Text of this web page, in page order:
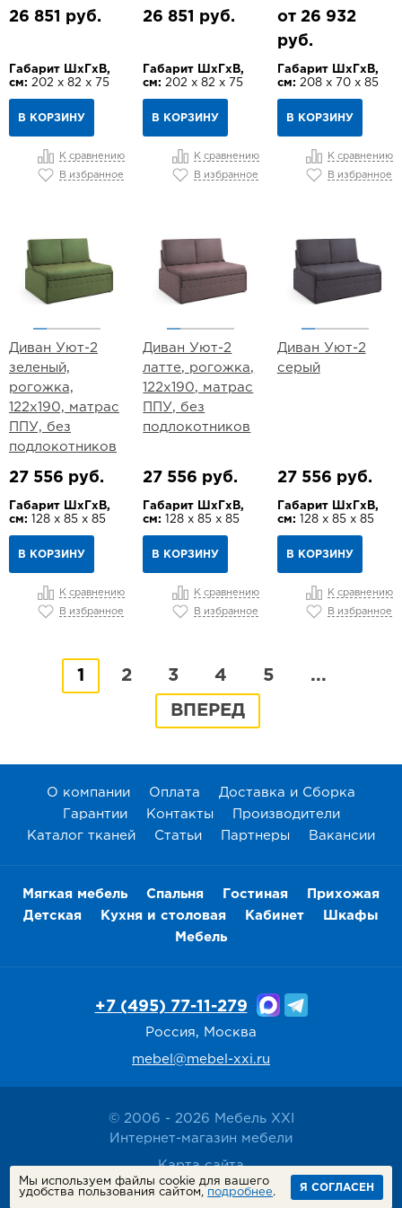
26 851 руб.
Габарит ШхГхВ,
см: 202 х 82 х 75
В КОРЗИНУ
К сравнению
В избранное
26 851 руб.
Габарит ШхГхВ,
см: 202 х 82 х 75
В КОРЗИНУ
К сравнению
В избранное
от 26 932
руб.
Габарит ШхГхВ,
см: 208 х 70 х 85
В КОРЗИНУ
К сравнению
В избранное
Диван Уют-2
зеленый,
рогожка,
122х190, матрас
ППУ, без
подлокотников
27 556 руб.
Габарит ШхГхВ,
см: 128 х 85 х 85
В КОРЗИНУ
К сравнению
В избранное
Диван Уют-2
латте, рогожка,
122х190, матрас
ППУ, без
подлокотников
27 556 руб.
Габарит ШхГхВ,
см:
128 х 85 х 85
В КОРЗИНУ
К сравнению
В избранное
Диван Уют-2
серый
27 556 руб.
Габарит ШхГхВ,
см: 128 х 85 х 85
В КОРЗИНУ
К сравнению
В избранное
1 2 3 4 5 ...
ВПЕРЕД
О компании Оплата
Доставка и Сборка
Гарантии
Контакты
Производители
Каталог тканей
Статьи Партнеры Вакансии
Мягкая мебель Спальня Гостиная
Прихожая
Детская
Кухня и столовая Кабинет
Шкафы
Мебель
© 2006 - 2026 Мебель XXI
Интернет-магазин мебели
Карта сайта
Политика конфиденциальности
+7 (495) 77-11-279
Россия, Москва
mebel@mebel-xxi.ru
Мы используем файлы cookie для вашего
удобства пользования сайтом, подробнее. Я СОГЛАСЕН